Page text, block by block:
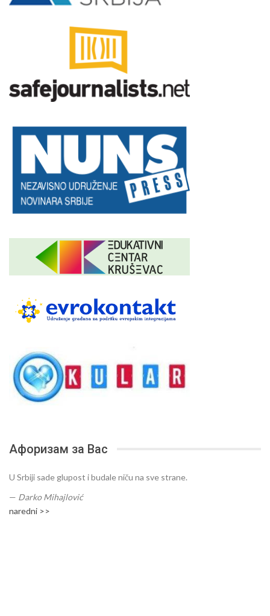
Афоризам за Вас
U Srbiji sade glupost i budale niču na sve strane.
— Darko Mihajlović
naredni >>